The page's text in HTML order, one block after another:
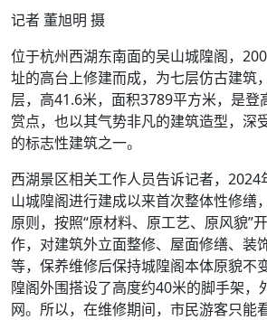
记者 董旭明 摄
位于杭州西湖东南面的吴山城隍阁，
址的高台上修建而成，为七层仿古建筑
层，高41.6米，面积3789平方米，是登
赏点，也以其气势非凡的建筑造型，深
的标志性建筑之一。
西湖景区相关工作人员告诉记者，
山城隍阁进行建成以来首次整体性修缮
原则，按照“原材料、原工艺、原风貌”
作，对建筑外立面整修、屋面修缮、装
等，保养维修后保持城隍阁本体原貌不
隍阁外围搭设了高度约40米的脚手架，
网。所以，在维修期间，市民游客只能